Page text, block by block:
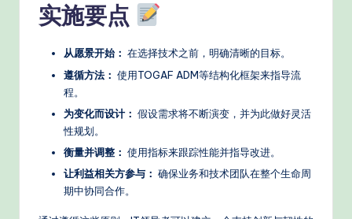
实施要点
从愿景开始： 在选择技术之前，明确清晰的目标。
遵循方法： 使用TOGAF ADM等结构化框架来指导流
程。
为变化而设计： 假设需求将不断演变，并为此做好灵活
性规划。
衡量并调整： 使用指标来跟踪性能并指导改进。
让利益相关方参与： 确保业务和技术团队在整个生命周
期中协同合作。